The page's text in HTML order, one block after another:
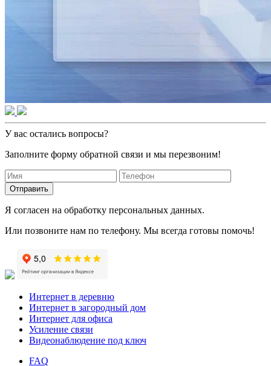
У вас остались вопросы?
Заполните форму обратной связи и мы перезвоним!
Отправить
Я согласен на обработку персональных данных.
Или позвоните нам по телефону. Мы всегда готовы помочь!
Интернет в деревню
Интернет в загородный дом
Интернет для офиса
Усиление связи
Видеонаблюдение под ключ
FAQ